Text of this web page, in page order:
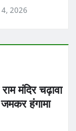
2026
मंदिर चढ़ावा
हंगामा